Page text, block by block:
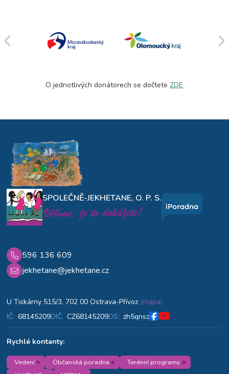
O jednotlivých donátorech se dočteteZDE
SPOLEČNĚ-JEKHETANE, O. P. S.
596 136 609
jekhetane@jekhetane.cz
U Tiskárny 515/3, 702 00 Ostrava-Přívoz (mapa)
IČ: 68145209DIČ: CZ68145209DS: zh5qnsz
Rychlé kontanty:
Vedení Občanská poradna
Terénní programy